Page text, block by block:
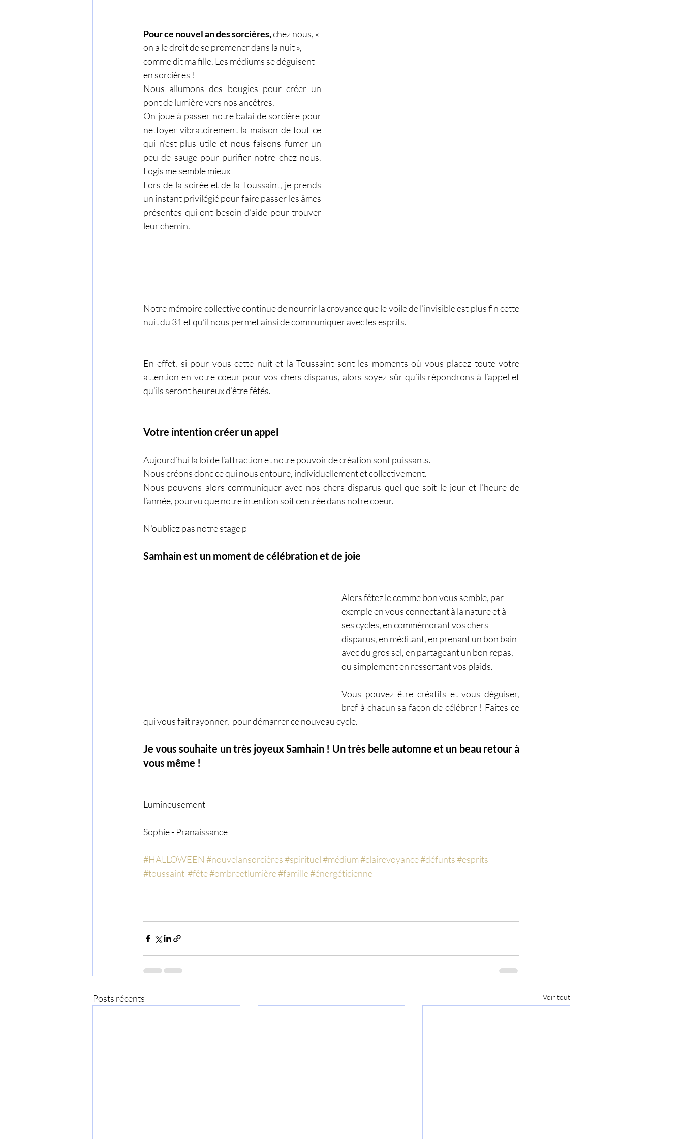
Pour ce nouvel an des sorcières, chez nous, «
on a le droit de se promener dans la nuit »,
comme dit ma fille. Les médiums se déguisent
en sorcières !
Nous allumons des bougies pour créer un
pont de lumière vers nos ancêtres.
On joue à passer notre balai de sorcière pour
nettoyer vibratoirement la maison de tout ce
qui n'est plus utile et nous faisons fumer un
peu de sauge pour purifier notre chez nous.
Logis me semble mieux
Lors de la soirée et de la Toussaint, je prends
un instant privilégié pour faire passer les âmes
présentes qui ont besoin d’aide pour trouver
leur chemin.
Notre mémoire collective continue de nourrir la croyance que le voile de l’invisible est plus fin cette
nuit du 31 et qu’il nous permet ainsi de communiquer avec les esprits.
En effet, si pour vous cette nuit et la Toussaint sont les moments où vous placez toute votre
attention en votre coeur pour vos chers disparus, alors soyez sûr qu’ils répondrons à l’appel et
qu’ils seront heureux d’être fêtés.
Votre intention créer un appel
Aujourd’hui la loi de l’attraction et notre pouvoir de création sont puissants.
Nous créons donc ce qui nous entoure, individuellement et collectivement.
Nous pouvons alors communiquer avec nos chers disparus quel que soit le jour et l’heure de
l’année, pourvu que notre intention soit centrée dans notre coeur.
N'oubliez pas notre stage p
Samhain est un moment de célébration et de joie
Alors fêtez le comme bon vous semble, par
exemple en vous connectant à la nature et à
ses cycles, en commémorant vos chers
disparus, en méditant, en prenant un bon bain
avec du gros sel, en partageant un bon repas,
ou simplement en ressortant vos plaids.
Vous pouvez être créatifs et vous déguiser,
bref à chacun sa façon de célébrer ! Faites ce
qui vous fait rayonner,  pour démarrer ce nouveau cycle.
Je vous souhaite un très joyeux Samhain ! Un très belle automne et un beau retour à
vous même !
Lumineusement
Sophie - Pranaissance
#HALLOWEEN #nouvelansorcières#spirituel#médium#clairevoyance#défunts#esprits
#toussaint #fête#ombreetlumière#famille#énergéticienne
Posts récents Voir tout